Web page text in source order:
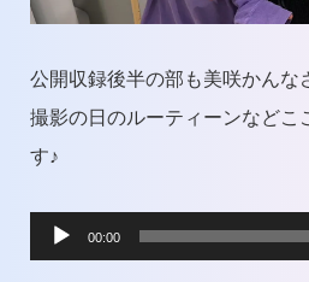
公開収録後半の部も美咲かんな
撮影の日のルーティーンなどこ
す♪
00:00